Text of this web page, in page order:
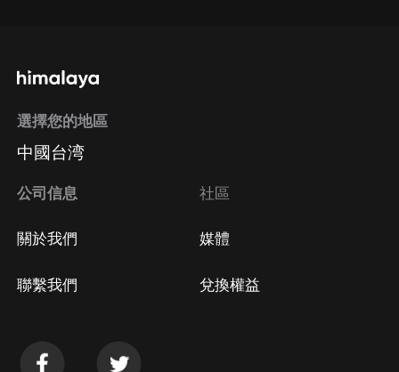
選擇您的地區
中國台湾
公司信息
關於我們
聯繫我們
社區
媒體
兌換權益